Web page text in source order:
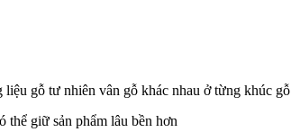
gỗ tư nhiên vân gỗ khác nhau ở từng khúc gỗ
thể giữ sản phẩm lâu bền hơn